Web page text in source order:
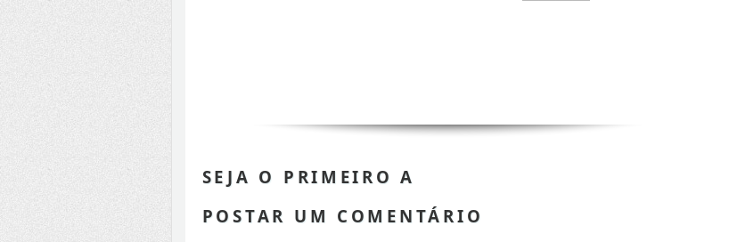
SEJA O PRIMEIRO A
POSTAR UM COMENTÁRIO